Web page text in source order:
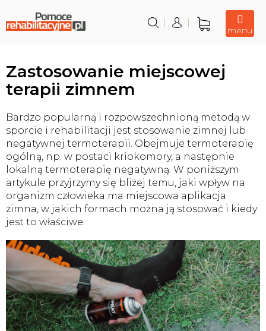
treści
Koszyk
Zastosowanie miejscowej
terapii zimnem
Bardzo popularną i rozpowszechnioną metodą w
sporcie i rehabilitacji jest stosowanie zimnej lub
negatywnej termoterapii. Obejmuje termoterapię
ogólną, np. w postaci kriokomory, a następnie
lokalną termoterapię negatywną. W poniższym
artykule przyjrzymy się bliżej temu, jaki wpływ na
organizm człowieka ma miejscowa aplikacja
zimna, w jakich formach można ją stosować i kiedy
jest to właściwe.